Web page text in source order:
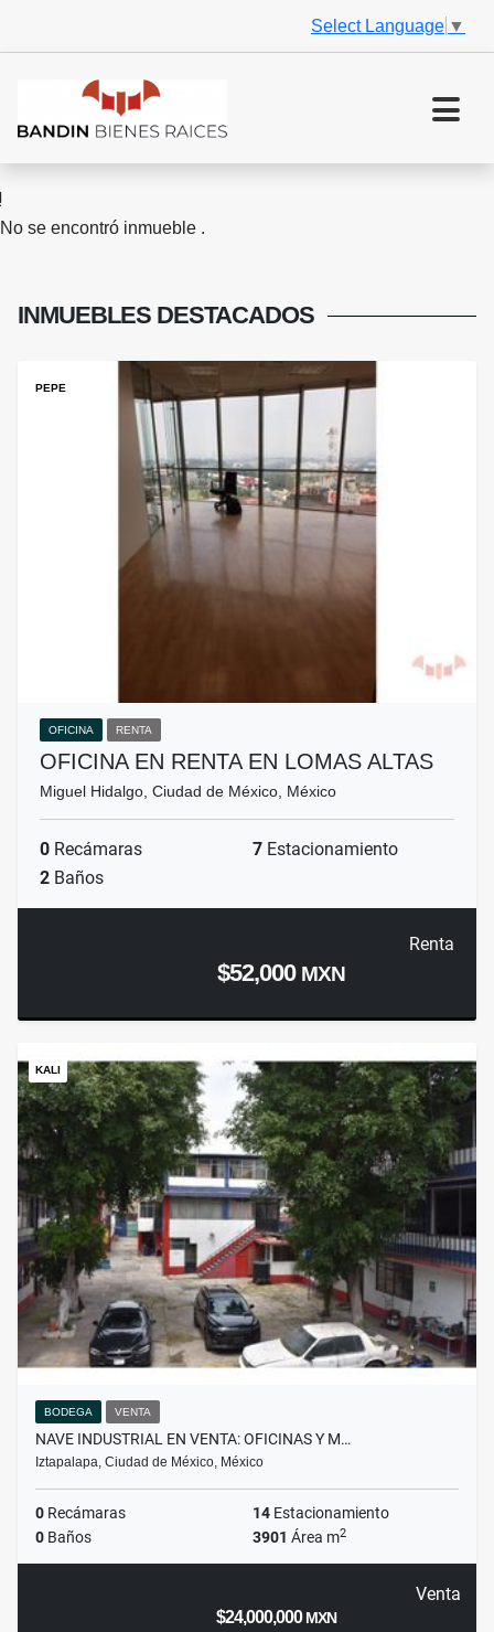
Select Language ▼
No se encontró inmueble .
INMUEBLES DESTACADOS
PEPE
OFICINA RENTA
OFICINA EN RENTA EN LOMAS ALTAS
Miguel Hidalgo, Ciudad de México, México
0 Recámaras 7 Estacionamiento
2 Baños
Renta
$52,000 MXN
KALI
BODEGA VENTA
NAVE INDUSTRIAL EN VENTA: OFICINAS Y M…
Iztapalapa, Ciudad de México, México
0 Recámaras 14 Estacionamiento
0 Baños 3901 Área m2
Venta
$24,000,000MXN